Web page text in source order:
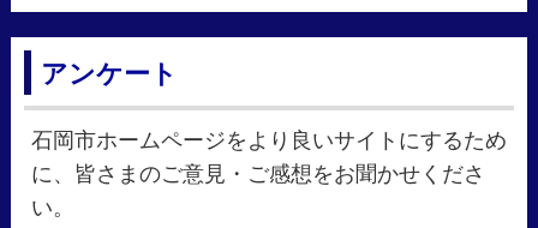
アンケート
石岡市ホームページをより良いサイトにするため
に、皆さまのご意見・ご感想をお聞かせくださ
い。